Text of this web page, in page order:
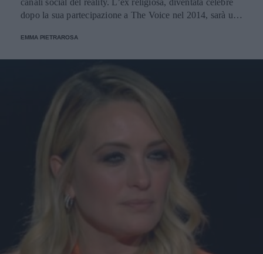
canali social del reality. L’ex religiosa, diventata celebre
dopo la sua partecipazione a The Voice nel 2014, sarà una
EMMA PIETRAROSA